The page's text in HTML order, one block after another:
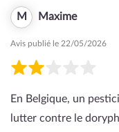
M Maxime
Avis publié le 22/05/2026
En Belgique, un
lutter contre le